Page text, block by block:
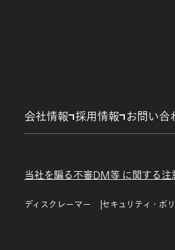
会社情報 採用情報 お問い合
当社を騙る不審DM等 に関する
ディスクレーマー セキュリティ・ポ